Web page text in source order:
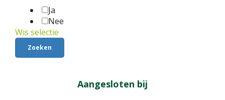
Ja
Nee
Wis selectie
Aangesloten bij